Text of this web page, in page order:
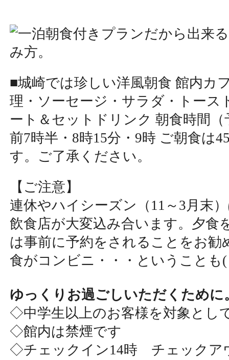
■城崎では珍しい洋風朝食 館内カ
理・ソーセージ・サラダ・トース
ート＆セットドリンク 朝食時間（
前7時半・8時15分・9時 ご朝食は
す。ご了承ください。
【ご注意】
連休やハイシーズン（11～3月末
飲食店が大変込み合います。夕食
は事前に予約をされることをお勧
食がコンビニ・・・ということも
ゆっくりお過ごしいただくために
◇中学生以上のお客様を対象とし
◇館内は禁煙です
◇チェックイン14時 チェックア